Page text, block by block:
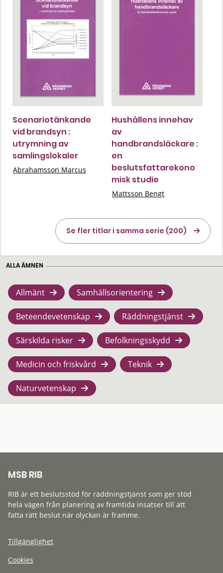
Scenariotänkande
vid brandsyn :
utrymning av
samlingslokaler
Abrahamsson Marcus
Hushållens innehav
av
handbrandsläckare :
en
beslutsfattarekono
misk studie
Mattsson Bengt
Se fler titlar i samma serie (200)
ALLA ÄMNEN
Allmänt Samhällsorientering
Beteendevetenskap Räddningstjänst
Särskilda risker Befolkningsskydd
Medicin och friskvård Teknik
Naturvetenskap
MSB RIB
RIB är ett beslutsstöd för räddningstjänst som ger stöd
hela vägen från planering av framtida insatser till att
fatta rätt beslut när olyckan är framme.
Tillgänglighet
Cookies